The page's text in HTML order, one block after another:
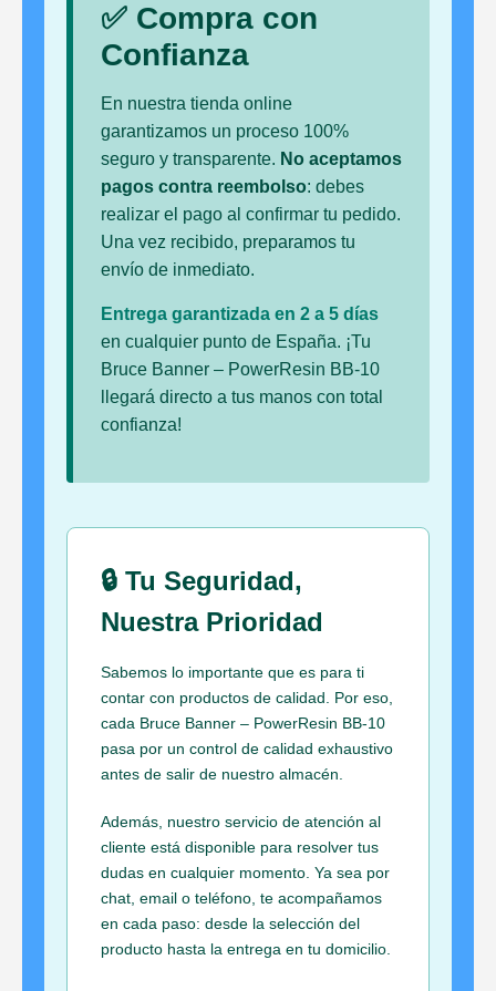
✅ Compra con
Confianza
En nuestra tienda online
garantizamos un proceso 100%
seguro y transparente. No aceptamos
pagos contra reembolso: debes
realizar el pago al confirmar tu pedido.
Una vez recibido, preparamos tu
envío de inmediato.
Entrega garantizada en 2 a 5 días
en cualquier punto de España. ¡Tu
Bruce Banner – PowerResin BB-10
llegará directo a tus manos con total
confianza!
🔒 Tu Seguridad,
Nuestra Prioridad
Sabemos lo importante que es para ti
contar con productos de calidad. Por eso,
cada Bruce Banner – PowerResin BB-10
pasa por un control de calidad exhaustivo
antes de salir de nuestro almacén.
Además, nuestro servicio de atención al
cliente está disponible para resolver tus
dudas en cualquier momento. Ya sea por
chat, email o teléfono, te acompañamos
en cada paso: desde la selección del
producto hasta la entrega en tu domicilio.